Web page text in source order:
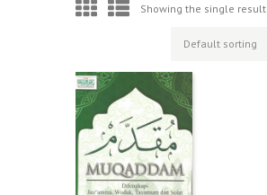
Showing the single result